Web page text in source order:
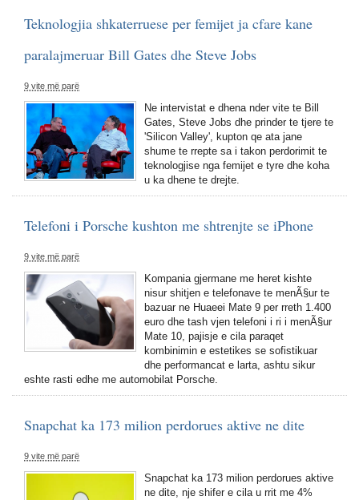
Teknologjia shkaterruese per femijet ja cfare kane
paralajmeruar Bill Gates dhe Steve Jobs
9 vite më parë
Ne intervistat e dhena nder vite te Bill
Gates, Steve Jobs dhe prinder te tjere te
'Silicon Valley', kupton qe ata jane
shume te rrepte sa i takon perdorimit te
teknologjise nga femijet e tyre dhe koha
u ka dhene te drejte.
Telefoni i Porsche kushton me shtrenjte se iPhone
9 vite më parë
Kompania gjermane me heret kishte
nisur shitjen e telefonave te menÃ§ur te
bazuar ne Huaeei Mate 9 per rreth 1.400
euro dhe tash vjen telefoni i ri i menÃ§ur
Mate 10, pajisje e cila paraqet
kombinimin e estetikes se sofistikuar
dhe performancat e larta, ashtu sikur
eshte rasti edhe me automobilat Porsche.
Snapchat ka 173 milion perdorues aktive ne dite
9 vite më parë
Snapchat ka 173 milion perdorues aktive
ne dite, nje shifer e cila u rrit me 4%